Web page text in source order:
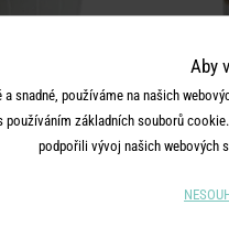
Aby
snadné, používáme na našich
základních souborů
podpořili vývoj našich webových